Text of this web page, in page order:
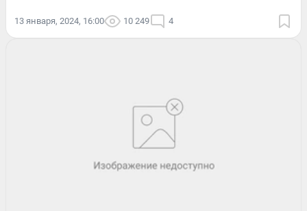
13 января, 2024, 16:00 10 249 4